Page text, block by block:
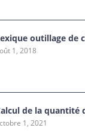
outillage de
1, 2018
de la quantité
1, 2021